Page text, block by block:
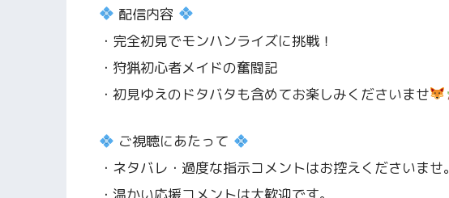
配信内容
・完全初見でモンハンライズに挑戦！
・狩猟初心者メイドの奮闘記
・初見ゆえのドタバタも含めてお楽しみくださいませ
ご視聴にあたって
・ネタバレ・過度な指示コメントはお控えくださいませ。